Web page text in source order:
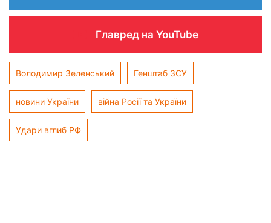
Главред на YouTube
Володимир Зеленський Генштаб ЗСУ
новини України війна Росії та України
Удари вглиб РФ